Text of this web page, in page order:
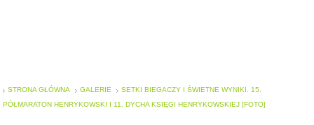
STRONA GŁÓWNA GALERIE
SETKI BIEGACZY I ŚWIETNE WYNIKI. 15.
PÓŁMARATON HENRYKOWSKI I 11. DYCHA KSIĘGI HENRYKOWSKIEJ [FOTO]